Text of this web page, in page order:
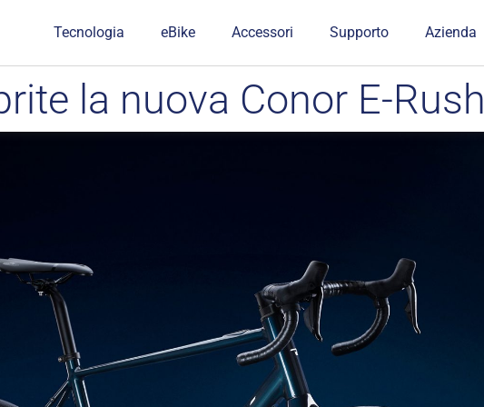
Tecnologia eBike Accessori Supporto Azienda
la nuova Conor E-Rush